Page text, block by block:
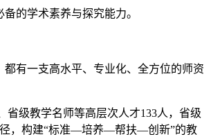
的学术素养与探究能力。
有一支高水平、专业化、全方位的师资
省级教学名师等高层次人才133人，省级
径，构建“标准—培养—帮扶—创新”的教